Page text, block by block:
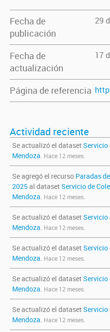
Fecha de
publicación
29
Fecha de
actualización
17
Página de referencia
Actividad reciente
Se actualizó el dataset Servicio
Mendoza. Hace 12 meses.
Se agregó el recurso Paradas
2025 al dataset Servicio de
Mendoza. Hace 12 meses.
Se actualizó el dataset Servicio
Mendoza. Hace 12 meses.
Se actualizó el dataset Servicio
Mendoza. Hace 12 meses.
Se actualizó el dataset Servicio
Mendoza. Hace 12 meses.
Se actualizó el dataset Servicio
Mendoza. Hace 12 meses.